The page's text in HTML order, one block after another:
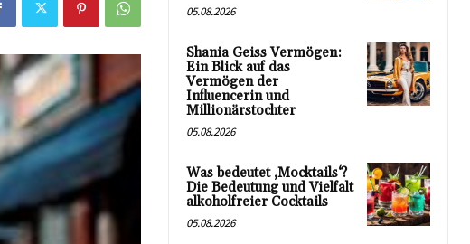
05.08.2026
Shania Geiss Vermögen:
Ein Blick auf das
Vermögen der
Influencerin und
Millionärstochter
05.08.2026
Was bedeutet ‚Mocktails‘?
Die Bedeutung und Vielfalt
alkoholfreier Cocktails
05.08.2026